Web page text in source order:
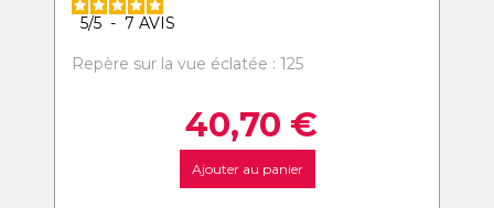
5/5 - 7 AVIS
Repère sur la vue éclatée : 125
40,70 €
Ajouter au panier